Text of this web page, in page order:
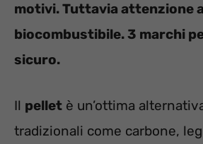
motivi. Tuttavia attenzione
biocombustibile. 3 marchi
sicuro.
Il pellet è un’ottima
tradizionali come carbone,